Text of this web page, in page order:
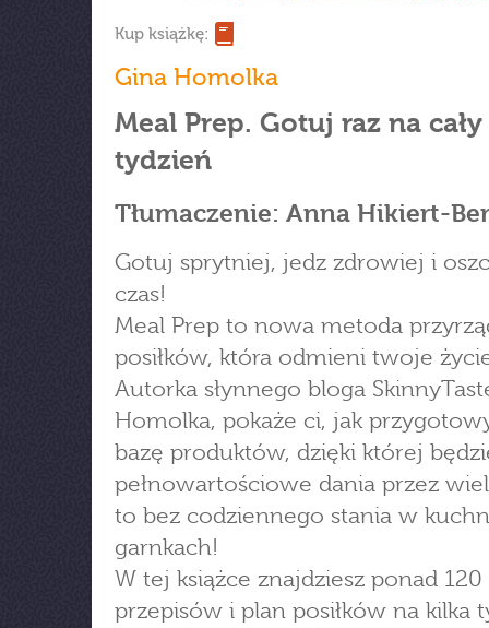
Kup książkę:
Gina Homolka
Meal Prep. Gotuj raz na cały
tydzień
Tłumaczenie: Anna Hikiert-
Gotuj sprytniej, jedz zdrowiej i
czas!
Meal Prep to nowa metoda
posiłków, która odmieni twoje
Autorka słynnego bloga
Homolka, pokaże ci, jak
bazę produktów, dzięki której
pełnowartościowe dania przez
to bez codziennego stania w
garnkach!
W tej książce znajdziesz ponad 120
przepisów i plan posiłków na kilka